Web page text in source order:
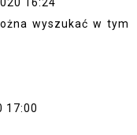
wyszukać w tym
17:00